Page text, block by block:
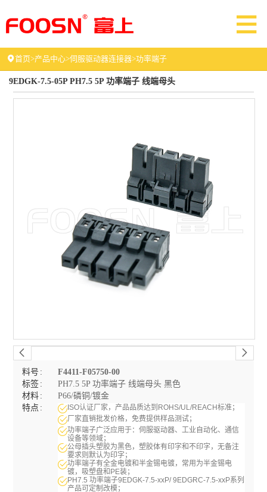
首页>产品中心>伺服驱动器连接器>功率端子
9EDGK-7.5-05P PH7.5 5P 功率端子 线端母头
料号
F4411-F05750-00
标签
PH7.5 5P 功率端子 线端母头 黑色
材料
P66/磷铜/镀金
特点
ISO认证厂家，产品品质达到ROHS/UL/REACH标准；
厂家直销批发价格，免费提供样品测试；
功率端子广泛应用于：伺服驱动器、工业自动化、通信
设备等领域；
公母插头塑胶为黑色，塑胶体有印字和不印字，无备注
要求则默认为印字；
功率端子有全金电镀和半金锡电镀，常用为半金锡电
镀，吸塑盘和PE装；
PH7.5 功率端子9EDGK-7.5-xxP/ 9EDGRC-7.5-xxP系列
产品可定制改模；